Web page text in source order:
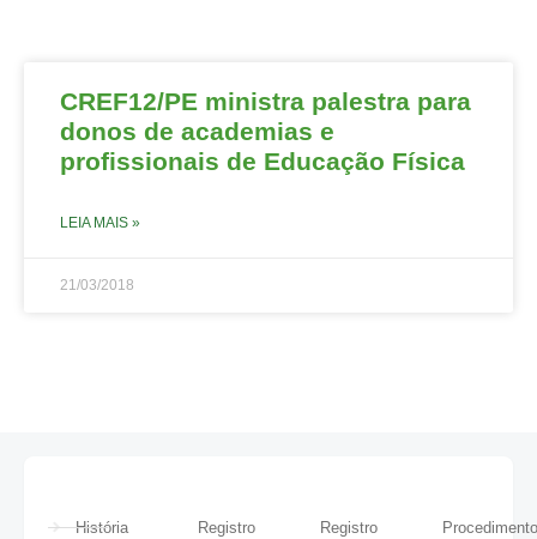
CREF12/PE ministra palestra para
donos de academias e
profissionais de Educação Física
LEIA MAIS »
21/03/2018
História
Registro
Registro